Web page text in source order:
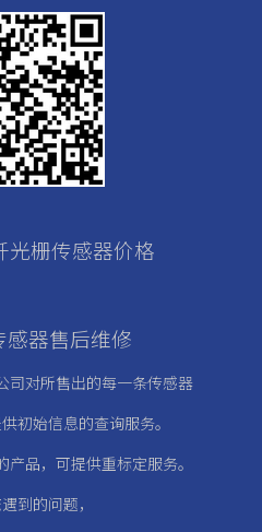
光栅传感器价格
感器售后维修
司对所售出的每一条传感器
初始信息的查询服务。
品，可提供重标定服务。
到的问题，